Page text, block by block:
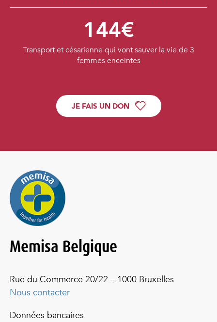
144€
Transport et césarienne qui vont sauver la vie de 3
femmes enceintes
JE FAIS UN DON
Memisa Belgique
Rue du Commerce 20/22 – 1000 Bruxelles
Nous contacter
Données bancaires